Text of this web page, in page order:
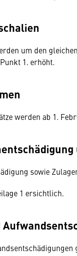
um den
1. erhöht.
werden ab 1.
sowie
1 ersichtlich.